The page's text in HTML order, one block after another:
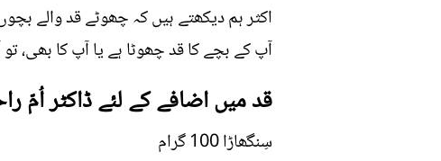
اکثر ہم دیکھتے ہیں کہ چھوٹے قد والے
آپ کے بچے کا قد چھوٹا ہے یا آپ کا بھی، تو آج ہم لائے ہیں 2 زبردست سے نسخے جس کے استعمال
قد میں اضافے کے لئے ڈاکٹر اُمّ
سِنگھاڑا 100 گرام